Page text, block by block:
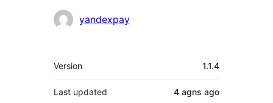
Contributors
yandexpay
Meta
Version 1.1.4
Last updated 4 agns ago